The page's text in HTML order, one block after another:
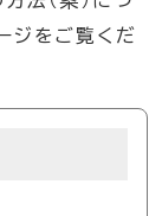
ジをご覧くだ